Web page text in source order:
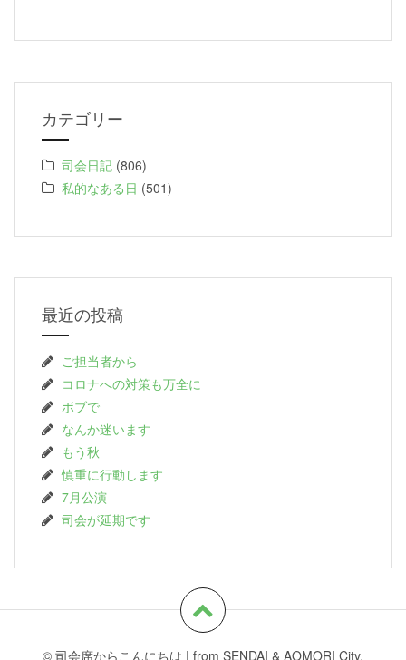
カテゴリー
司会日記 (806)
私的なある日 (501)
最近の投稿
ご担当者から
コロナへの対策も万全に
ボブで
なんか迷います
もう秋
慎重に行動します
7月公演
司会が延期です
© 司会席からこんにちは | from SENDAI & AOMORI City.